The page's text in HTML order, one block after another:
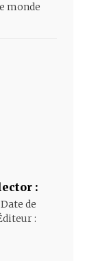
monde
:
Date de
: